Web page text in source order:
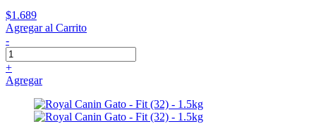
$1.689
Agregar al Carrito
-
+
Agregar